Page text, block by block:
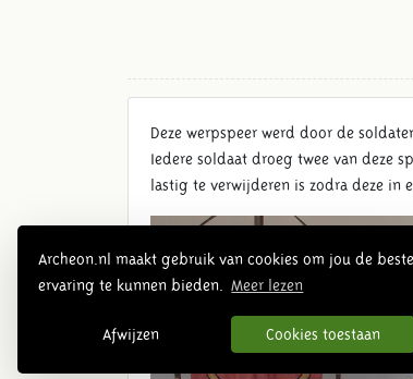
Archeon.nl maakt gebruik van cookies om jou de beste
ervaring te kunnen bieden.
Meer lezen
Afwijzen Cookies toestaan
Deze werpspeer werd door de
Iedere soldaat droeg twee van deze
lastig te verwijderen is zodra deze in